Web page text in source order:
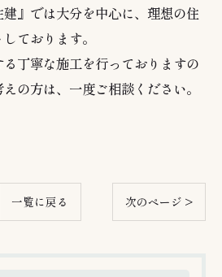
建』では大分を中心に、理想の住
ております。
丁寧な施工を行っておりますの
の方は、一度ご相談ください。
一覧に戻る 次のページ >